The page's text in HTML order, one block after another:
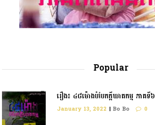
Popular
រឿង៖ ៤៨ម៉ោងបំបែកក្តីឃាតកម្ម ភាគទី៦
January 13, 2022 | Bo Bo 0